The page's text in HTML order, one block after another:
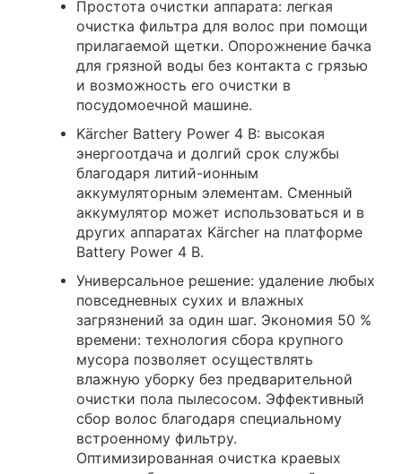
Простота очистки аппарата: легкая
очистка фильтра для волос при помощи
прилагаемой щетки. Опорожнение бачка
для грязной воды без контакта с грязью
и возможность его очистки в
посудомоечной машине.
Kärcher Battery Power 4 В: высокая
энергоотдача и долгий срок службы
благодаря литий-ионным
аккумуляторным элементам. Сменный
аккумулятор может использоваться и в
других аппаратах Kärcher на платформе
Battery Power 4 В.
Универсальное решение: удаление любых
повседневных сухих и влажных
загрязнений за один шаг. Экономия 50 %
времени: технология сбора крупного
мусора позволяет осуществлять
влажную уборку без предварительной
очистки пола пылесосом. Эффективный
сбор волос благодаря специальному
встроенному фильтру.
Оптимизированная очистка краевых